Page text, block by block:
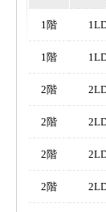
1階
1階
2階
2階
2階
2階